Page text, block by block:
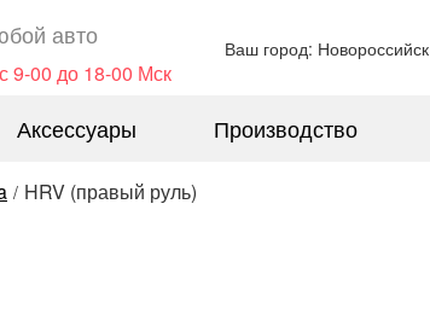
авто
9-00 до 18-00 Мск
Ваш город: Новороссийск
Аксессуары Производство
/ HRV (правый руль)